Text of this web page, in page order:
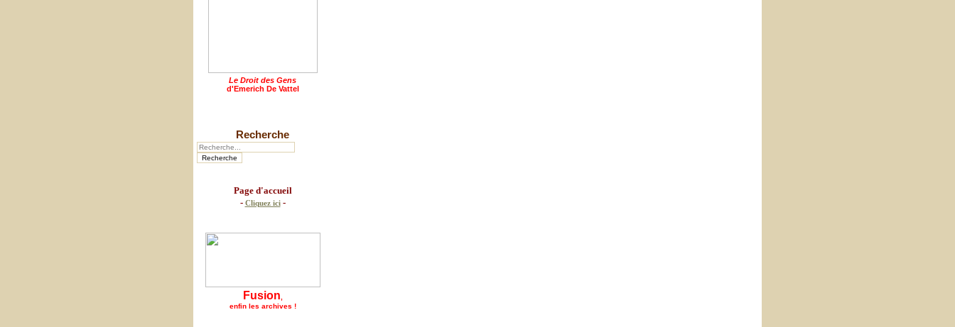
Le Droit des Gens
d'Emerich De Vattel
Recherche
Page d'accueil
- Cliquez ici-
Fusion
enfin les archives !